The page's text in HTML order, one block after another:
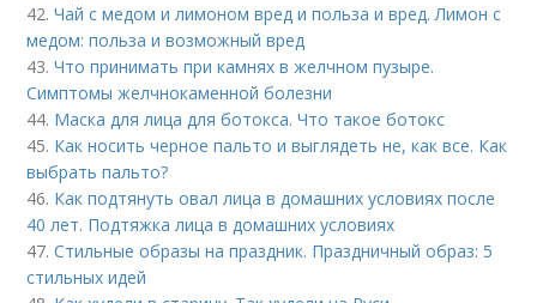
42.Чай с медом и лимоном вред и польза и вред. Лимон с
медом: польза и возможный вред
43.Что принимать при камнях в желчном пузыре.
Симптомы желчнокаменной болезни
44. Маска для лица для ботокса. Что такое ботокс
45. Как носить черное пальто и выглядеть не, как все. Как
выбрать пальто?
46. Как подтянуть овал лица в домашних условиях после
40 лет. Подтяжка лица в домашних условиях
47.Стильные образы на праздник. Праздничный образ: 5
стильных идей